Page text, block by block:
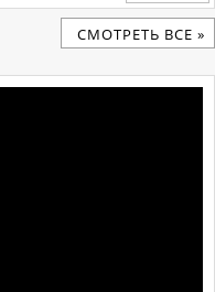
CМОТРЕТЬ ВСЕ »